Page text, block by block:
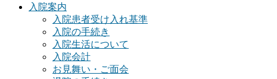
入院案内
入院患者受け入れ基準
入院の手続き
入院生活について
入院会計
お見舞い・ご面会